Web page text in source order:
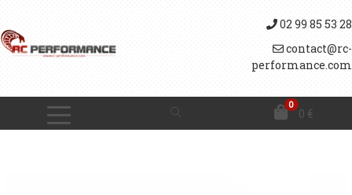
02 99 85 53 28
contact@rc-
performance.com
0
0 €